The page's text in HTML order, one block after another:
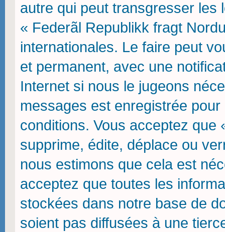
autre qui peut transgresser les
« Federãl Republikk fragt
internationales. Le faire peut
et permanent, avec une
Internet si nous le jugeons
messages est enregistrée
conditions. Vous acceptez
supprime, édite, déplace ou
nous estimons que cela est
acceptez que toutes les
stockées dans notre base de
soient pas diffusées à une